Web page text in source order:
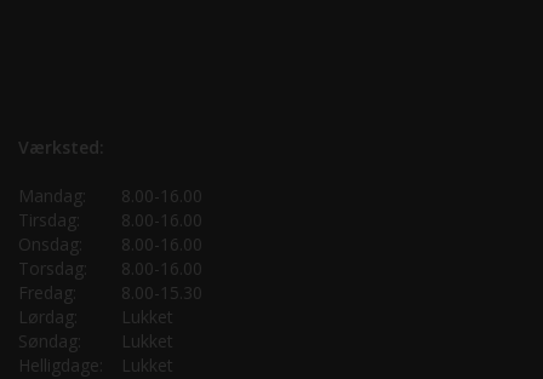
Værksted:
Mandag:
8.00-16.00
Tirsdag:
8.00-16.00
Onsdag:
8.00-16.00
Torsdag:
8.00-16.00
Fredag:
8.00-15.30
Lørdag:
Lukket
Søndag:
Lukket
Helligdage:
Lukket